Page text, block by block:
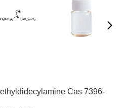
Cas 7396-